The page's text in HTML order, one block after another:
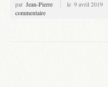
par Jean-Pierre le 9 avril 2019
commentaire